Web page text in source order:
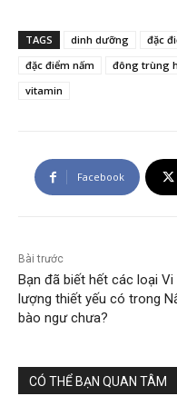
TAGS dinh dưỡng
đặc
đặc điểm nấm
đông trùng
vitamin
Facebook
Bài trước
Bạn đã biết hết các loại Vi
lượng thiết yếu có trong
bào ngư chưa?
CÓ THỂ BẠN QUAN TÂM